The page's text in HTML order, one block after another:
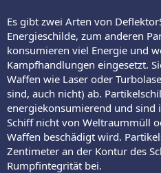
Es gibt zwei Arten von
Energieschilde, zum anderen
konsumieren viel Energie und
Kampfhandlungen eingesetzt.
Waffen wie Laser oder
sind, auch nicht) ab.
energiekonsumierend und
Schiff nicht von Weltraummüll
Waffen beschädigt wird.
Zentimeter an der Kontur des
Rumpfintegrität bei.